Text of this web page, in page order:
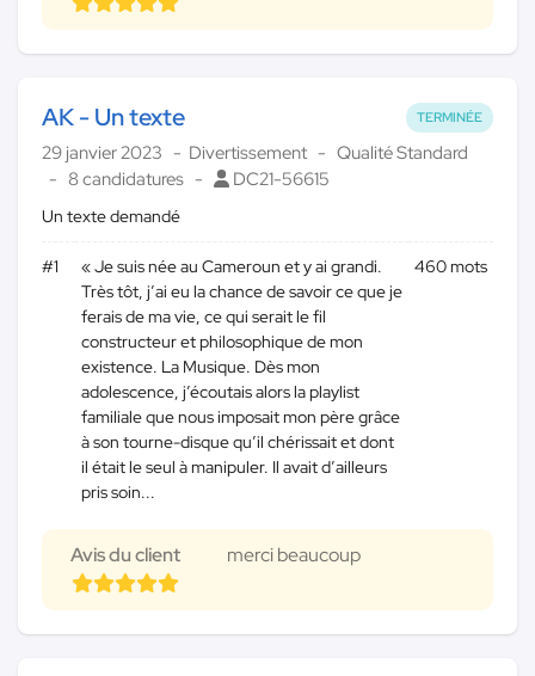
TERMINÉE
AK - Un texte
29 janvier 2023 Divertissement
Qualité Standard
8 candidatures
DC21-56615
Un texte demandé
#1
« Je suis née au Cameroun et y ai grandi.
Très tôt, j’ai eu la chance de savoir ce que je
ferais de ma vie, ce qui serait le fil
constructeur et philosophique de mon
existence. La Musique. Dès mon
adolescence, j’écoutais alors la playlist
familiale que nous imposait mon père grâce
à son tourne-disque qu’il chérissait et dont
il était le seul à manipuler. Il avait d’ailleurs
pris soin...
460 mots
Avis du client merci beaucoup